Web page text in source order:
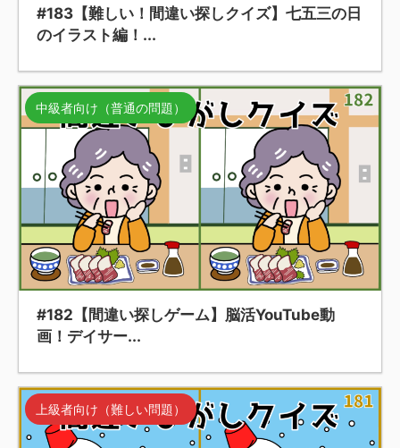
#183【難しい！間違い探しクイズ】七五三の日
のイラスト編！...
中級者向け（普通の問題）
#182【間違い探しゲーム】脳活YouTube動
画！デイサー...
上級者向け（難しい問題）